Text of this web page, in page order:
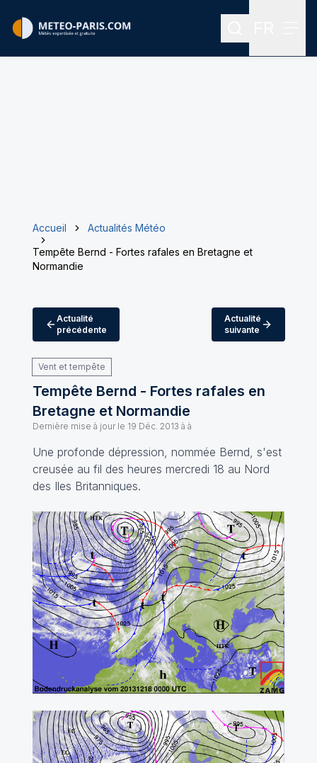
Rechercher
Accueil
Actualités Météo
Tempête Bernd - Fortes rafales en Bretagne et
Normandie
Actualité
précédente
Actualité
suivante
Vent et tempête
Tempête Bernd - Fortes rafales en
Bretagne et Normandie
Dernière mise à jour le 19 Déc. 2013 à à
Une profonde dépression, nommée Bernd, s'est
creusée au fil des heures mercredi 18 au Nord
des Iles Britanniques.